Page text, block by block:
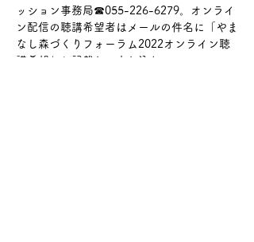
ッション事務局☎055-226-6279。オンライ
ン配信の聴講希望者はメールの件名に「やま
なし森づくりフォーラム2022オンライン聴
講希望」と記載して申し込む。